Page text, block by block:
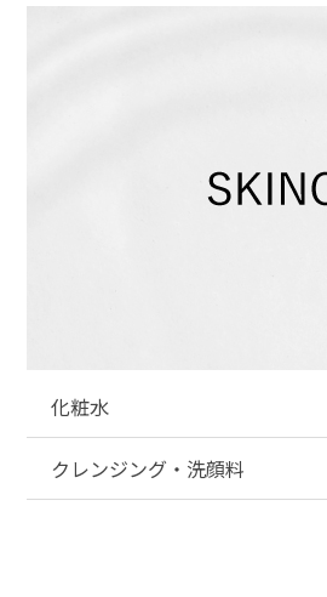
化粧水
クレンジング・洗顔料